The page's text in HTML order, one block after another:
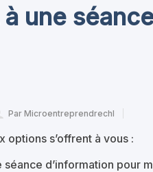
une
Par Microentreprendrechl
options s’offrent à vous :
séance d’information pour